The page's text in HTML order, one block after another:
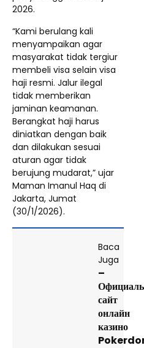
2026.
“Kami berulang kali
menyampaikan agar
masyarakat tidak tergiur
membeli visa selain visa
haji resmi. Jalur ilegal
tidak memberikan
jaminan keamanan.
Berangkat haji harus
diniatkan dengan baik
dan dilakukan sesuai
aturan agar tidak
berujung mudarat,” ujar
Maman Imanul Haq di
Jakarta, Jumat
(30/1/2026).
Baca
Juga
–
сайт
онлайн
казино